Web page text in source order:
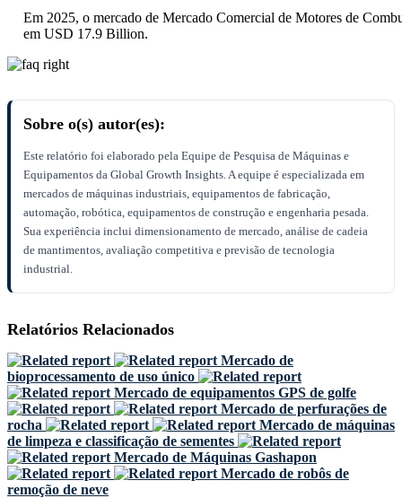
Em 2025, o mercado de Mercado Comercial de Motores de
em USD 17.9 Billion.
Sobre o(s) autor(es):
Este relatório foi elaborado pela Equipe de Pesquisa de Máquinas e
Equipamentos da Global Growth Insights. A equipe é especializada em
mercados de máquinas industriais, equipamentos de fabricação,
automação, robótica, equipamentos de construção e engenharia pesada.
Sua experiência inclui dimensionamento de mercado, análise de cadeia
de mantimentos, avaliação competitiva e previsão de tecnologia
industrial.
Relatórios Relacionados
Mercado de
bioprocessamento de uso único
Mercado de equipamentos GPS de golfe
Mercado de perfurações de
rocha
Mercado de máquinas
de limpeza e classificação de sementes
Mercado de Máquinas Gashapon
Mercado de robôs de
remoção de neve